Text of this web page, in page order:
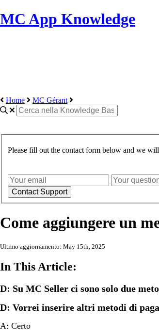
MC App Knowledge
Home
MC Gérant
Please fill out the contact form below and we
Come aggiungere un
Ultimo aggiornamento: May 15th, 2025
In This Article:
D: Su MC Seller ci sono solo due
D: Vorrei inserire altri metodi di
A: Certo